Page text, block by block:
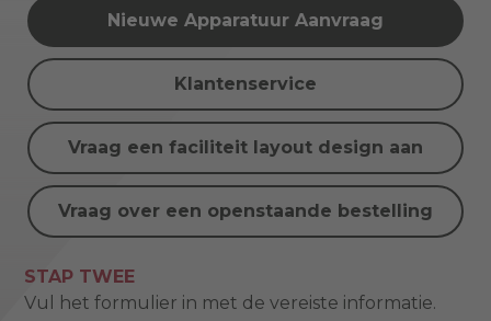
Nieuwe Apparatuur Aanvraag
Klantenservice
Vraag een faciliteit layout design aan
Vraag over een openstaande bestelling
STAP TWEE
Vul het formulier in met de vereiste informatie.